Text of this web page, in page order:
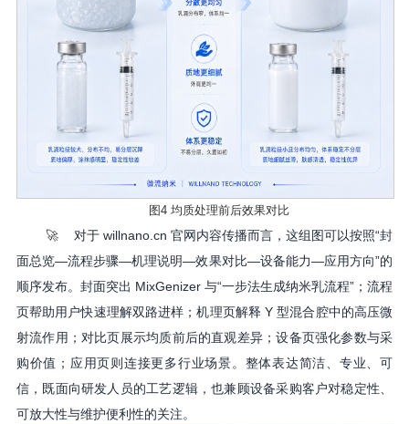
图4 均质处理前后效果对比
🚀 对于willnano.cn 官网内容传播而言，这组图可以按照“封
面总览—流程步骤—机理说明—效果对比—设备能力—应用方向”的
顺序发布。封面突出 MixGenizer 与“一步法生成纳米乳流程”；流程
页帮助用户快速理解双路进样；机理页解释 Y 型混合腔中的高压微
射流作用；对比页展示均质前后的直观差异；设备页强化参数与采
购价值；应用页则连接更多行业场景。整体表达简洁、专业、可
信，既面向研发人员的工艺逻辑，也兼顾设备采购客户对稳定性、
可放大性与维护便利性的关注。